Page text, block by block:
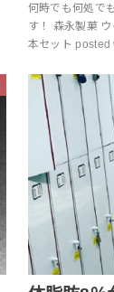
何時でも何処で
す！ 森永製菓
本セット posted